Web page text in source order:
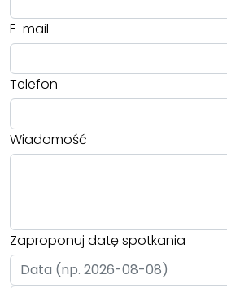
E-mail
Telefon
Wiadomość
Zaproponuj datę spotkania